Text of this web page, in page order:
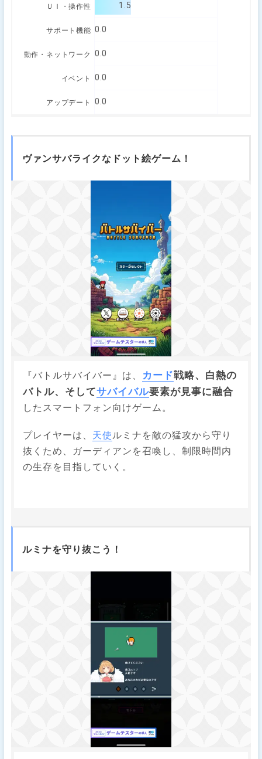
ＵＩ・操作性 1.5
サポート機能 0.0
動作・ネットワーク 0.0
イベント 0.0
アップデート 0.0
ヴァンサバライクなドット絵ゲーム！
​『バトルサバイバー』は、 カード戦略、白熱の
バトル、そしてサバイバル要素が見事に融合
したスマートフォン向けゲーム。
​プレイヤーは、 天使 ルミナを敵の猛攻から守り
抜くため、ガーディアンを召喚し、制限時間内
の生存を目指していく。
ルミナを守り抜こう！